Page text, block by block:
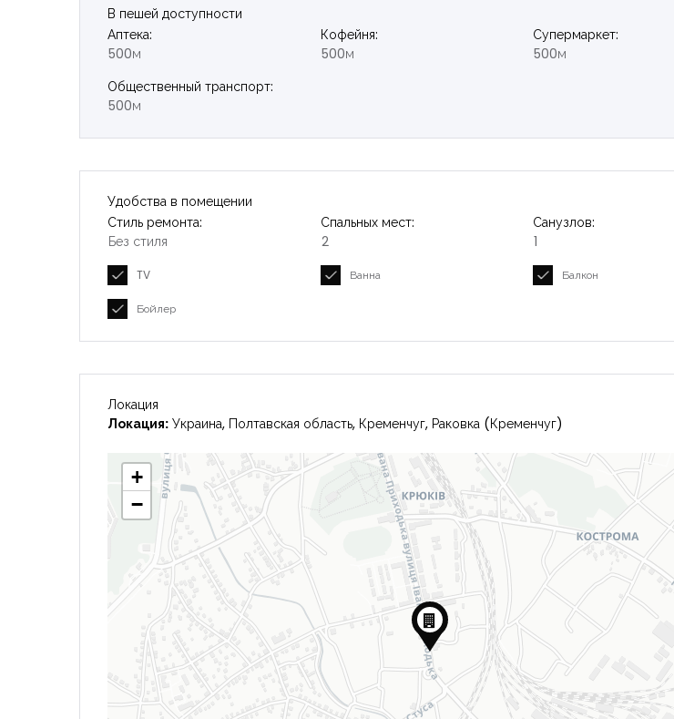
В пешей доступности
Аптека:
500м
Кофейня:
500м
Супермаркет:
500м
Общественный транспорт:
500м
Удобства в помещении
Стиль ремонта:
Без стиля
Спальных мест:
2
Санузлов:
1
TV Ванна Балкон
Бойлер
Локация
Локация: Украина, Полтавская область, Кременчуг, Раковка (Кременчуг)
+
−
Запомнить